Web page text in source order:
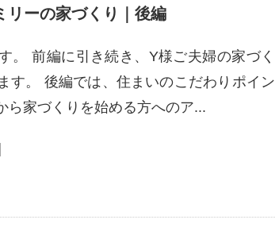
リーの家づくり｜後編
。 前編に引き続き、Y様ご夫婦の家づく
す。 後編では、住まいのこだわりポイン
ら家づくりを始める方へのア...